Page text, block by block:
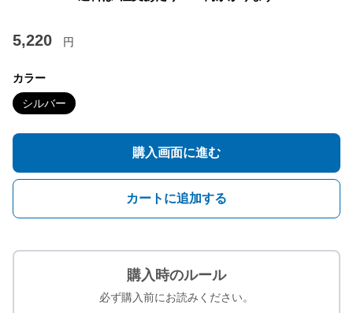
5,220 円
カラー
シルバー
購入画面に進む
カートに追加する
購入時のルール
必ず購入前にお読みください。